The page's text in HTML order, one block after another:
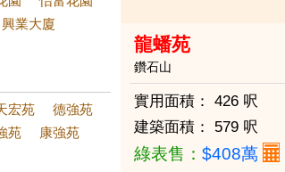
興業大廈
宏苑
德強苑
苑 康強苑
龍蟠苑
鑽石山
實用面積：
426 呎
建築面積：
579 呎
綠表售： $408萬